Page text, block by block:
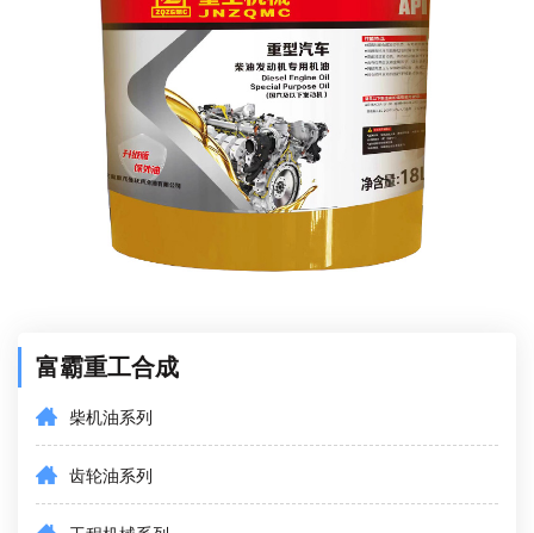
富霸重工合成
柴机油系列
齿轮油系列